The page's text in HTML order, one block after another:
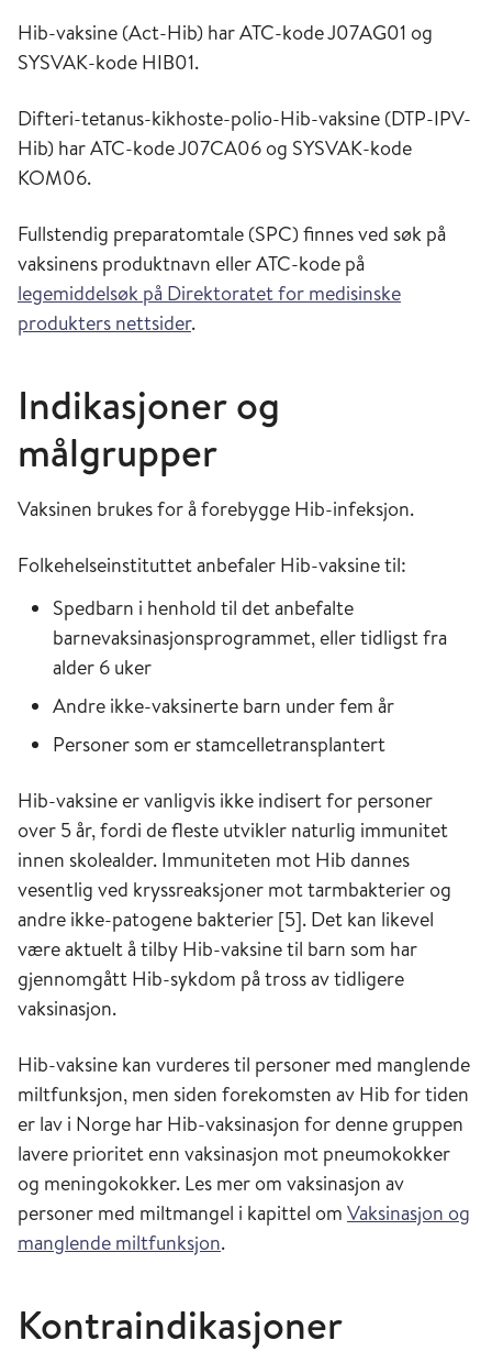
Hib-vaksine (Act-Hib) har ATC-kode J07AG01 og
SYSVAK-kode HIB01.
Difteri-tetanus-kikhoste-polio-Hib-vaksine (DTP-IPV-
Hib) har ATC-kode J07CA06 og SYSVAK-kode
KOM06.
Fullstendig preparatomtale (SPC) finnes ved søk på
vaksinens produktnavn eller ATC-kode på
legemiddelsøk på Direktoratet for medisinske
produkters nettsider.
Indikasjoner og
målgrupper
Vaksinen brukes for å forebygge Hib-infeksjon.
Folkehelseinstituttet anbefaler Hib-vaksine til:
Spedbarn i henhold til det anbefalte
barnevaksinasjonsprogrammet, eller tidligst fra
alder 6 uker
Andre ikke-vaksinerte barn under fem år
Personer som er stamcelletransplantert
Hib-vaksine er vanligvis ikke indisert for personer
over 5 år, fordi de fleste utvikler naturlig immunitet
innen skolealder. Immuniteten mot Hib dannes
vesentlig ved kryssreaksjoner mot tarmbakterier og
andre ikke-patogene bakterier [5]. Det kan likevel
være aktuelt å tilby Hib-vaksine til barn som har
gjennomgått Hib-sykdom på tross av tidligere
vaksinasjon.
Hib-vaksine kan vurderes til personer med manglende
miltfunksjon, men siden forekomsten av Hib for tiden
er lav i Norge har Hib-vaksinasjon for denne gruppen
lavere prioritet enn vaksinasjon mot pneumokokker
og meningokokker. Les mer om vaksinasjon av
personer med miltmangel i kapittel om Vaksinasjon og
manglende miltfunksjon.
Kontraindikasjoner